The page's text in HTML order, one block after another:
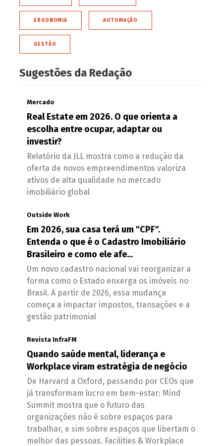
ERGONOMIA AUTOMAÇÃO
GESTÃO
Sugestões da Redação
Mercado
Real Estate em 2026. O que orienta a
escolha entre ocupar, adaptar ou
investir?
Relatório da JLL mostra como a redução da
oferta de novos empreendimentos valoriza
ativos de alta qualidade no mercado
imobiliário global
Outside Work
Em 2026, sua casa terá um "CPF".
Entenda o que é o Cadastro Imobiliário
Brasileiro e como ele afe...
Um novo cadastro nacional vai reorganizar a
forma como o Estado enxerga os imóveis no
Brasil. A partir de 2026, essa mudança
começa a impactar impostos, transações e a
gestão patrimonial
Revista InfraFM
Quando saúde mental, liderança e
Workplace viram estratégia de negócio
De Harvard a Oxford, passando por CEOs que
já transformam lucro em bem-estar: Mind
Summit mostra que o futuro das
organizações não é sobre espaços para
trabalhar, e sim sobre espaços que libertam o
melhor das pessoas. Facilities & Workplace